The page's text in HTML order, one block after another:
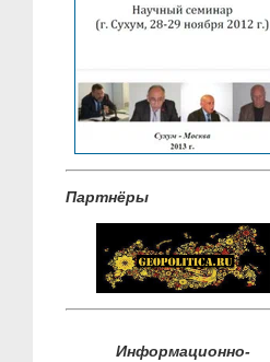
Партнёры
Информационно-